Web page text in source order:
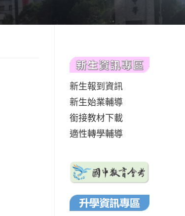
新生報到資訊
新生始業輔導
銜接教材下載
適性轉學輔導